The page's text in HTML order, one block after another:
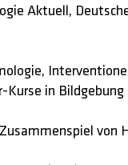
Aktuell,
in